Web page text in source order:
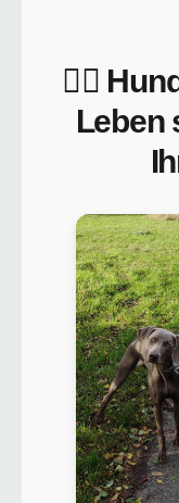
🐕‍🦺
Leben